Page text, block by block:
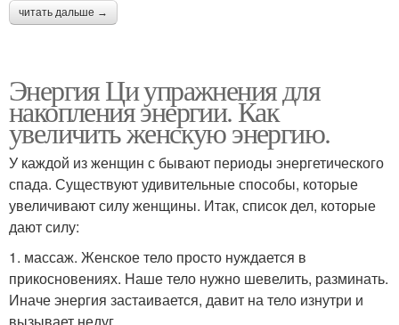
читать дальше →
Энергия Ци упражнения для
накопления энергии. Как
увеличить женскую энергию.
У каждой из женщин с бывают периоды энергетического
спада. Существуют удивительные способы, которые
увеличивают силу женщины. Итак, список дел, которые
дают силу:
1. массаж. Женское тело просто нуждается в
прикосновениях. Наше тело нужно шевелить, разминать.
Иначе энергия застаивается, давит на тело изнутри и
вызывает недуг.